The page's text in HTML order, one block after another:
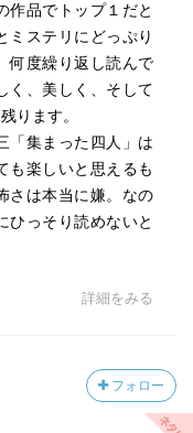
作品でトップ１だと
ミステリにどっぷり
何度繰り返し読んで
く、美しく、そして
ります。
「集まった四人」は
も楽しいと思えるも
さは本当に嫌。なの
ひっそり読めないと
詳細をみる
フォロー